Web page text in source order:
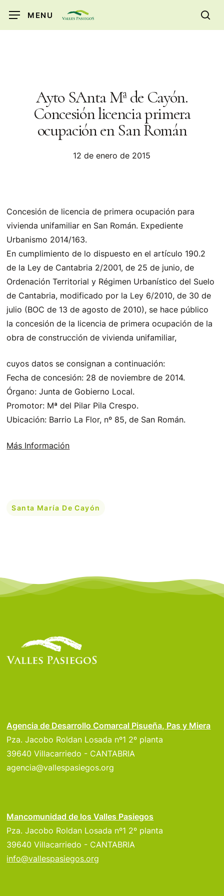
MENU
Ayto SAnta Mª de Cayón.
Concesión licencia primera
ocupación en San Román
12 de enero de 2015
Concesión de licencia de primera ocupación para
vivienda unifamiliar en San Román. Expediente
Urbanismo 2014/163.
En cumplimiento de lo dispuesto en el artículo 190.2
de la Ley de Cantabria 2/2001, de 25 de junio, de
Ordenación Territorial y Régimen Urbanístico del Suelo
de Cantabria, modificado por la Ley 6/2010, de 30 de
julio (BOC de 13 de agosto de 2010), se hace público
la concesión de la licencia de primera ocupación de la
obra de construcción de vivienda unifamiliar,
cuyos datos se consignan a continuación:
Fecha de concesión: 28 de noviembre de 2014.
Órgano: Junta de Gobierno Local.
Promotor: Mª del Pilar Pila Crespo.
Ubicación: Barrio La Flor, nº 85, de San Román.
Más Información
Santa María De Cayón
Agencia de Desarrollo Comarcal Pisueña, Pas y Miera
Pza. Jacobo Roldan Losada nº1 2º planta
39640 Villacarriedo - CANTABRIA
agencia@vallespasiegos.org
Mancomunidad de los Valles Pasiegos
Pza. Jacobo Roldan Losada nº1 2º planta
39640 Villacarriedo - CANTABRIA
info@vallespasiegos.org